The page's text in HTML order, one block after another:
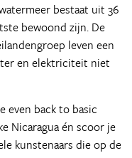
bestaat uit 36
bewoond zijn. De
leven een
en elektriciteit niet
even back to basic
Nicaragua én scoor je
kunstenaars die op de